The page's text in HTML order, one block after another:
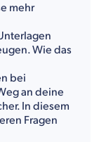
mehr
Wie das
bei
an deine
In diesem
Fragen